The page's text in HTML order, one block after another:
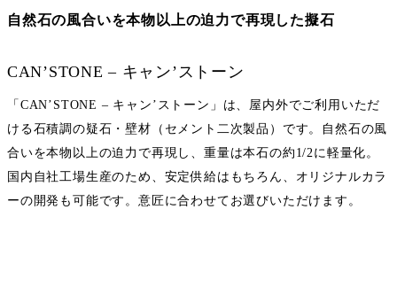
自然石の風合いを本物以上の迫力で再現した擬石
CAN’STONE – キャン’ストーン
「CAN’STONE – キャン’ストーン」は、屋内外でご利用いただ
ける石積調の疑石・壁材（セメント二次製品）です。自然石の風
合いを本物以上の迫力で再現し、重量は本石の約1/2に軽量化。
国内自社工場生産のため、安定供給はもちろん、オリジナルカラ
ーの開発も可能です。意匠に合わせてお選びいただけます。